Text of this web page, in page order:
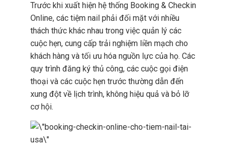
Trước khi xuất hiện hệ thống Booking & Checkin
Online, các tiệm nail phải đối mặt với nhiều
thách thức khác nhau trong việc quản lý các
cuộc hẹn, cung cấp trải nghiệm liền mạch cho
khách hàng và tối ưu hóa nguồn lực của họ. Các
quy trình đăng ký thủ công, các cuộc gọi điện
thoại và các cuộc hẹn trước thường dẫn đến
xung đột về lịch trình, không hiệu quả và bỏ lỡ
cơ hội.